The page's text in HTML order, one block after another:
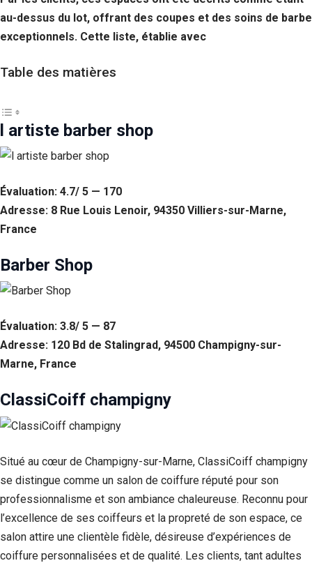
au-dessus du lot, offrant des coupes et des soins de barbe
exceptionnels. Cette liste, établie avec
Table des matières
l artiste barber shop
Évaluation: 4.7/ 5 — 170
Adresse: 8 Rue Louis Lenoir, 94350 Villiers-sur-Marne,
France
Barber Shop
Évaluation: 3.8/ 5 — 87
Adresse: 120 Bd de Stalingrad, 94500 Champigny-sur-
Marne, France
ClassiCoiff champigny
Situé au cœur de Champigny-sur-Marne, ClassiCoiff champigny
se distingue comme un salon de coiffure réputé pour son
professionnalisme et son ambiance chaleureuse. Reconnu pour
l’excellence de ses coiffeurs et la propreté de son espace, ce
salon attire une clientèle fidèle, désireuse d’expériences de
coiffure personnalisées et de qualité. Les clients, tant adultes